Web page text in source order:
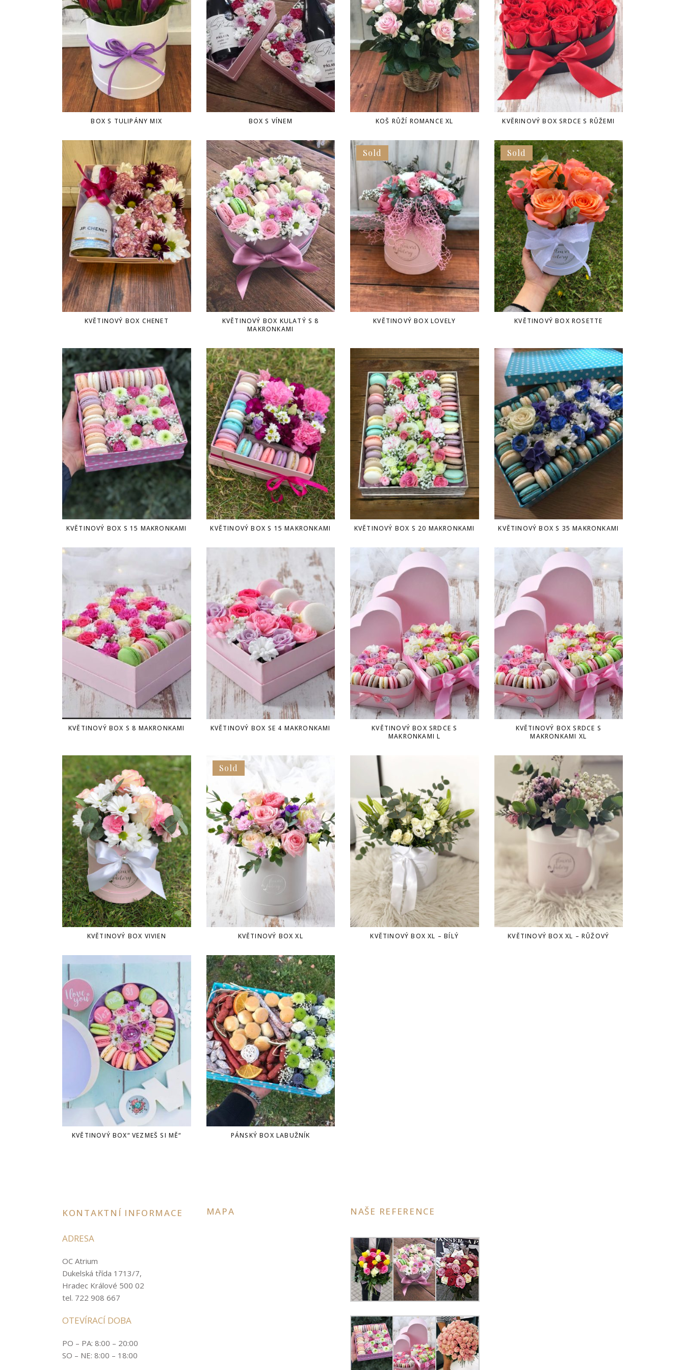
BOX S TULIPÁNY MIX BOX S VÍNEM KOŠ RŮŽÍ ROMANCE XL KVĚRINOVÝ BOX SRDCE S RŮŽEMI
KVĚTINOVÝ BOX CHENET
KVĚTINOVÝ BOX KULATÝ S 8
MAKRONKAMI
Sold
KVĚTINOVÝ BOX LOVELY
Sold
KVĚTINOVÝ BOX ROSETTE
KVĚTINOVÝ BOX S 15 MAKRONKAMI KVĚTINOVÝ BOX S 15 MAKRONKAMI KVĚTINOVÝ BOX S 20 MAKRONKAMI KVĚTINOVÝ BOX S 35 MAKRONKAMI
KVĚTINOVÝ BOX S 8 MAKRONKAMI KVĚTINOVÝ BOX SE 4 MAKRONKAMI
KVĚTINOVÝ BOX SRDCE S
MAKRONKAMI L
KVĚTINOVÝ BOX SRDCE S
MAKRONKAMI XL
KVĚTINOVÝ BOX VIVIEN
Sold
KVĚTINOVÝ BOX XL KVĚTINOVÝ BOX XL – BÍLÝ KVĚTINOVÝ BOX XL – RŮŽOVÝ
KVĚTINOVÝ BOX“ VEZMEŠ SI MĚ“ PÁNSKÝ BOX LABUŽNÍK
KONTAKTNÍ INFORMACE
ADRESA
OC Atrium
Dukelská třída 1713/7,
Hradec Králové 500 02
tel. 722 908 667
OTEVÍRACÍ DOBA
PO – PA: 8:00 – 20:00
SO – NE: 8:00 – 18:00
MAPA NAŠE REFERENCE